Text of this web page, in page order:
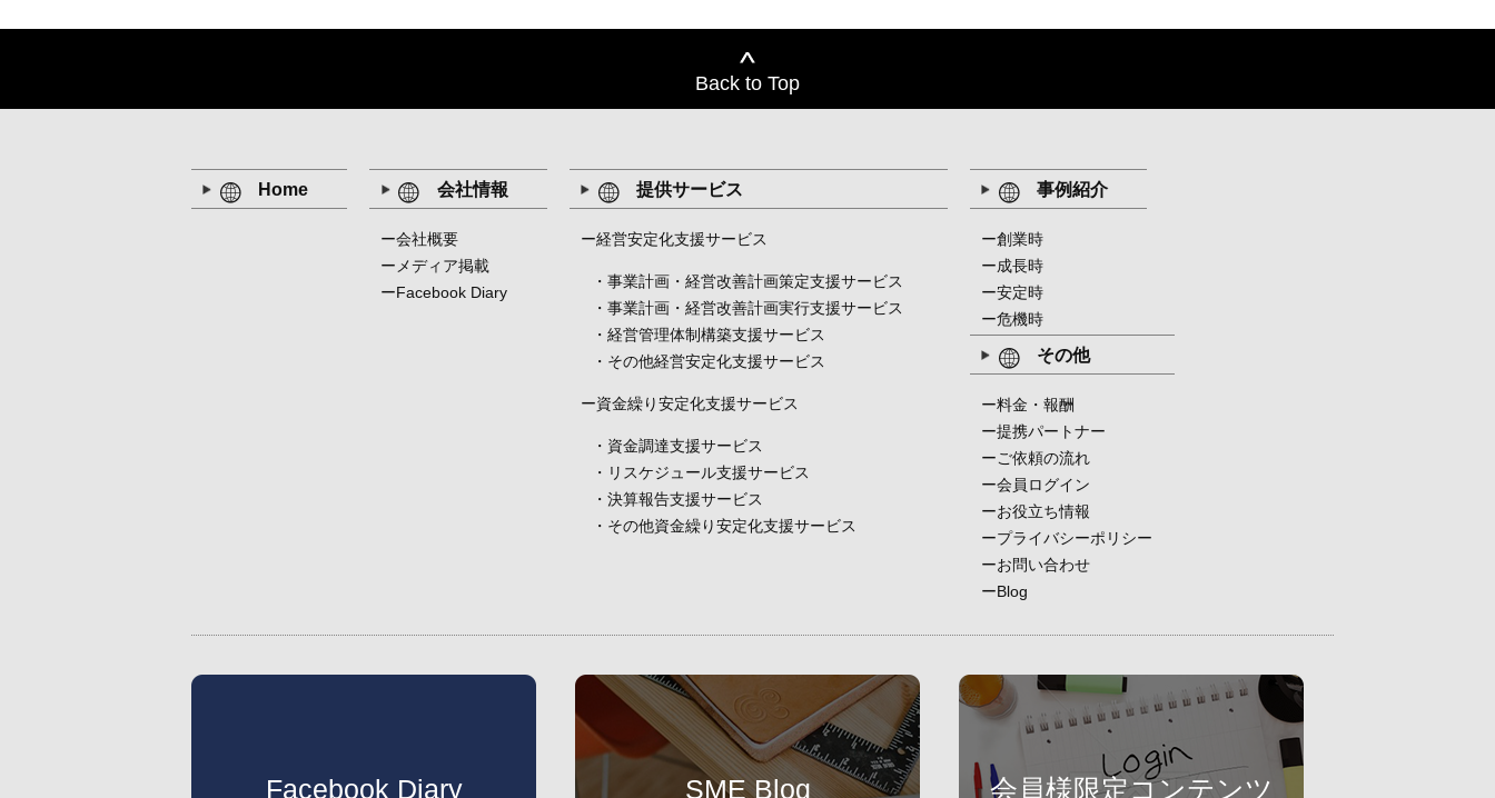
Back to Top
Home 会社情報
ー会社概要
ーメディア掲載
ーFacebook Diary
提供サービス
ー経営安定化支援サービス
・事業計画・経営改善計画策定支援サービス
・事業計画・経営改善計画実行支援サービス
・経営管理体制構築支援サービス
・その他経営安定化支援サービス
ー資金繰り安定化支援サービス
・資金調達支援サービス
・リスケジュール支援サービス
・決算報告支援サービス
・その他資金繰り安定化支援サービス
事例紹介
ー創業時
ー成長時
ー安定時
ー危機時
その他
ー料金・報酬
ー提携パートナー
ーご依頼の流れ
ー会員ログイン
ーお役立ち情報
ープライバシーポリシー
ーお問い合わせ
ーBlog
Facebook Diary SME Blog 会員様限定コンテンツ